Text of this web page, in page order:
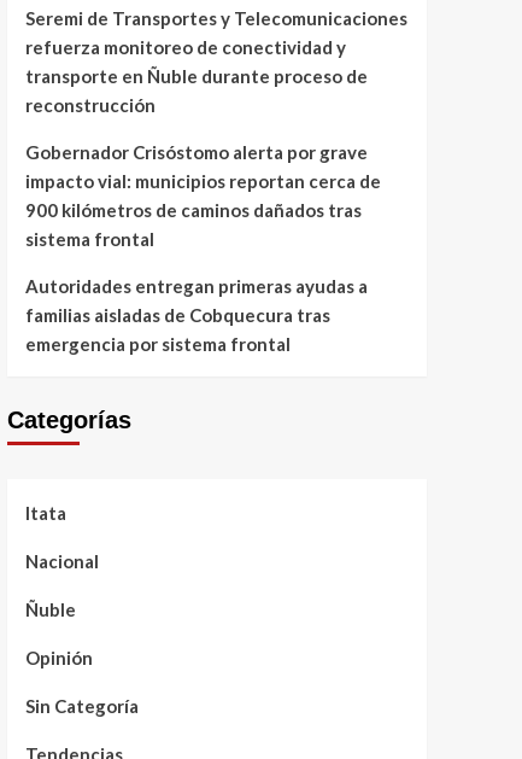
Seremi de Transportes y Telecomunicaciones
refuerza monitoreo de conectividad y
transporte en Ñuble durante proceso de
reconstrucción
Gobernador Crisóstomo alerta por grave
impacto vial: municipios reportan cerca de
900 kilómetros de caminos dañados tras
sistema frontal
Autoridades entregan primeras ayudas a
familias aisladas de Cobquecura tras
emergencia por sistema frontal
Categorías
Itata
Nacional
Ñuble
Opinión
Sin Categoría
Tendencias